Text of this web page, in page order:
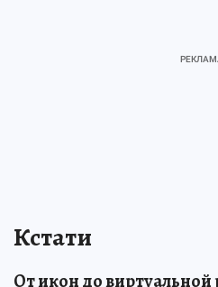
Кстати
От икон до виртуальной